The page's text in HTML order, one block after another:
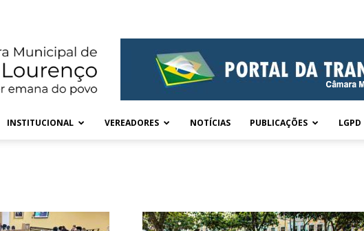
INSTITUCIONAL VEREADORES NOTÍCIAS PUBLICAÇÕES LGPD